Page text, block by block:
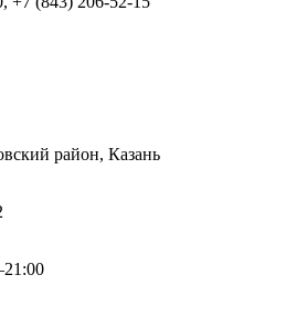
район, Казань